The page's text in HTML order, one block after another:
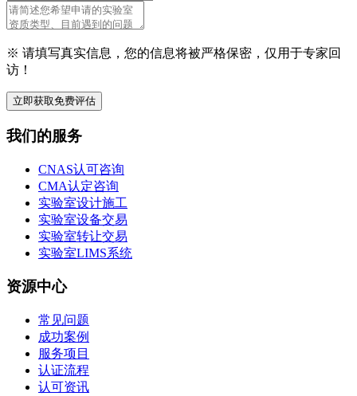
※ 请填写真实信息，您的信息将被严格保密，仅用于专家回
访！
立即获取免费评估
我们的服务
CNAS认可咨询
CMA认定咨询
实验室设计施工
实验室设备交易
实验室转让交易
实验室LIMS系统
资源中心
常见问题
成功案例
服务项目
认证流程
认可资讯